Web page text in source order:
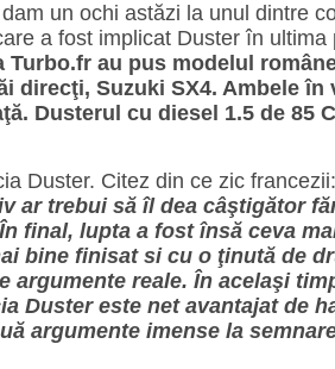
un ochi astăzi la unul dintre
a fost implicat Duster în ultima
Turbo.fr au pus modelul
direcţi, Suzuki SX4. Ambele în
Dusterul cu diesel 1.5 de 85
Duster. Citez din ce zic
ar trebui să îl dea câştigător
final, lupta a fost însă ceva
bine finisat si cu o ţinută de
argumente reale. În acelaşi
Duster este net avantajat de
argumente imense la